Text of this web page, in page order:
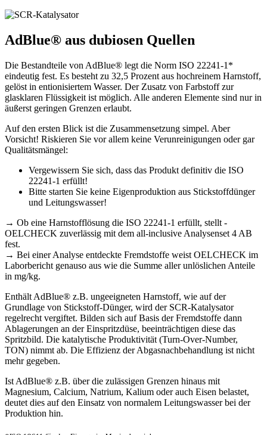
AdBlue® aus dubiosen Quellen
Die Bestandteile von AdBlue® legt die Norm ISO 22241-1*
eindeutig fest. Es besteht zu 32,5 Prozent aus hochreinem Harnstoff,
gelöst in entionisiertem Wasser. Der Zusatz von Farbstoff zur
glasklaren Flüssigkeit ist möglich. Alle anderen Elemente sind nur in
äußerst geringen Grenzen erlaubt.
Auf den ersten Blick ist die Zusammensetzung simpel. Aber
Vorsicht! Riskieren Sie vor allem keine Verunreinigungen oder gar
Qualitätsmängel:
Vergewissern Sie sich, dass das Produkt definitiv die ISO
22241-1 erfüllt!
Bitte starten Sie keine Eigenproduktion aus Stickstoffdünger
und Leitungswasser!
→ Ob eine Harnstofflösung die ISO 22241-1 erfüllt, stellt ­
OELCHECK zuverlässig mit dem all-inclusive Analysenset 4 AB
fest.
→ Bei einer Analyse entdeckte Fremdstoffe weist OELCHECK im
Laborbericht genauso aus wie die Summe aller unlöslichen Anteile
in mg/kg.
Enthält AdBlue® z.B. ungeeigneten Harnstoff, wie auf der
Grundlage von Stickstoff-Dünger, wird der SCR-Katalysator
regelrecht vergiftet. Bilden sich auf Basis der Fremdstoffe dann
Ablagerungen an der Einspritzdüse, beeinträchtigen diese das
Spritzbild. Die katalytische Produktivität (Turn-Over-Number,
TON) nimmt ab. Die Effizienz der Abgasnachbehandlung ist nicht
mehr gegeben.
Ist AdBlue® z.B. über die zulässigen Grenzen hinaus mit
Magnesium, Calcium, Natrium, Kalium oder auch Eisen belastet,
deutet dies auf den Einsatz von normalem Leitungswasser bei der
Produktion hin.